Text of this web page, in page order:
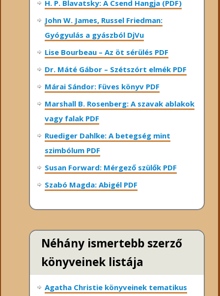
H. P. Blavatsky: A Csend Hangja (PDF)
John W. James, Russel Friedman:
Gyógyulás a gyászból DjVu
Lise Bourbeau – Az öt sérülés PDF
Dr. Máté Gábor – Szétszórt elmék PDF
Márai Sándor: Füves könyv PDF
Marshall B. Rosenberg: A szavak ablakok
vagy falak PDF
Ruediger Dahlke: A betegség mint
szimbólum PDF
Susan Forward: Mérgező szülők PDF
Szabó Magda: Abigél PDF
Néhány ismertebb szerző
könyveinek listája
Agatha Christie könyveinek tematikus